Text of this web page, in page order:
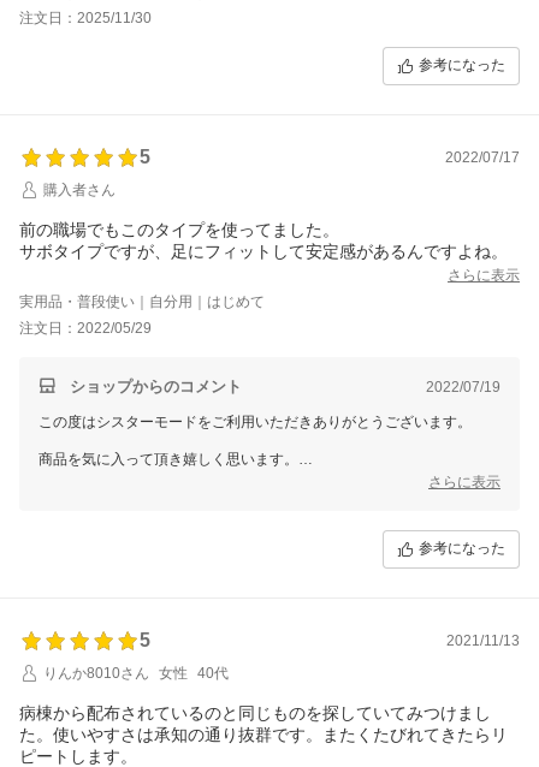
注文日：2025/11/30
参考になった
5
2022/07/17
購入者さん
前の職場でもこのタイプを使ってました。
サボタイプですが、足にフィットして安定感があるんですよね。
さらに表示
実用品・普段使い｜自分用｜はじめて
注文日：2022/05/29
ショップからのコメント 2022/07/19
この度はシスターモードをご利用いただきありがとうございます。
商品を気に入って頂き嬉しく思います。
さらに表示
参考になった
5
2021/11/13
りんか8010さん
女性 40代
病棟から配布されているのと同じものを探していてみつけまし
た。使いやすさは承知の通り抜群です。またくたびれてきたらリ
ピートします。